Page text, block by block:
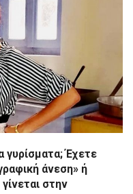
γυρίσματα; Έχετε
άνεση» ή
στην